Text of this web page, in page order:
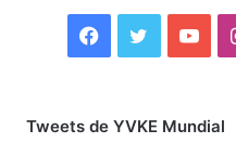
F
c
i
Y
u
Tweets de YVKE Mundial